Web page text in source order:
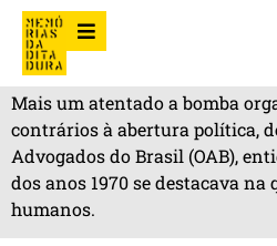
Mais um atentado a bomba
contrários à abertura política,
Advogados do Brasil (OAB),
dos anos 1970 se destacava
humanos.